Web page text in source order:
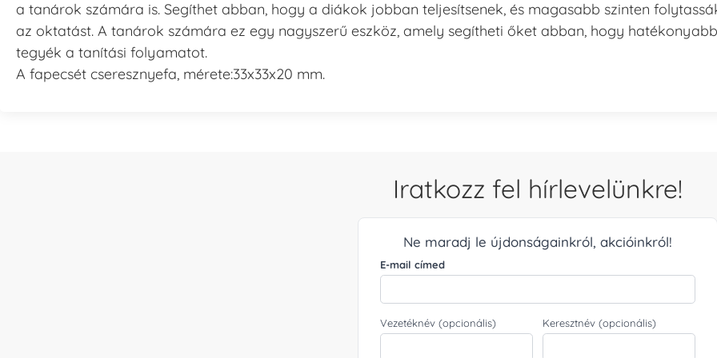
a tanárok számára is. Segíthet abban, hogy a diákok jobban teljesítsenek, és magasabb szinten
az oktatást. A tanárok számára ez egy nagyszerű eszköz, amely segítheti őket abban, hogy
tegyék a tanítási folyamatot.
A fapecsét cseresznyefa, mérete:33x33x20 mm.
Iratkozz fel hírlevelünkre!
Ne maradj le újdonságainkról, akcióinkról!
E-mail címed
Vezetéknév (opcionális) Keresztnév (opcionális)